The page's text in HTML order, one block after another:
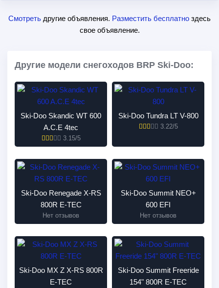
Смотреть другие объявления. Разместить бесплатно здесь
свое объявление.
Другие модели снегоходов BRP Ski-Doo:
Ski-Doo Skandic WT 600
A.C.E 4tec
3.15/5
Ski-Doo Tundra LT V-800
3.22/5
Ski-Doo Renegade X-RS
800R E-TEC
Нет отзывов
Ski-Doo Summit NEO+
600 EFI
Нет отзывов
Ski-Doo MX Z X-RS 800R
E-TEC
Ski-Doo Summit Freeride
154" 800R E-TEC